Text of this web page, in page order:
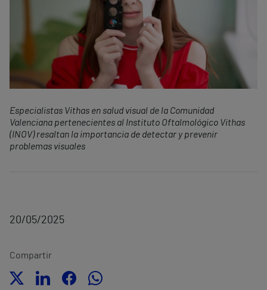
Especialistas Vithas en salud visual de la Comunidad
Valenciana pertenecientes al Instituto Oftalmológico Vithas
(INOV) resaltan la importancia de detectar y prevenir
problemas visuales
20/05/2025
Compartir